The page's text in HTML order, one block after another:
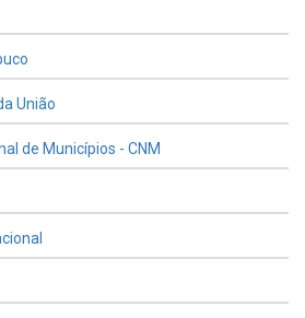
União
de Municípios - CNM